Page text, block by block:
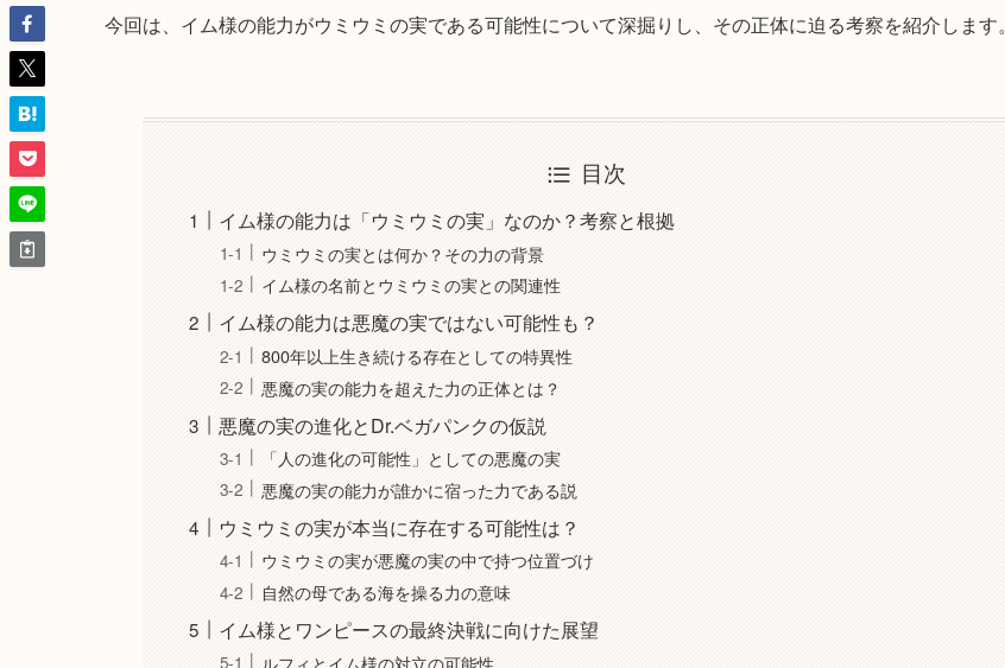
今回は、イム様の能力がウミウミの実である可能性について深掘りし、その正体に迫る考察を紹介します。
目次
イム様の能力は「ウミウミの実」なのか？考察と根拠
ウミウミの実とは何か？その力の背景
イム様の名前とウミウミの実との関連性
イム様の能力は悪魔の実ではない可能性も？
800年以上生き続ける存在としての特異性
悪魔の実の能力を超えた力の正体とは？
悪魔の実の進化とDr.ベガパンクの仮説
「人の進化の可能性」としての悪魔の実
悪魔の実の能力が誰かに宿った力である説
ウミウミの実が本当に存在する可能性は？
ウミウミの実が悪魔の実の中で持つ位置づけ
自然の母である海を操る力の意味
イム様とワンピースの最終決戦に向けた展望
ルフィとイム様の対立の可能性